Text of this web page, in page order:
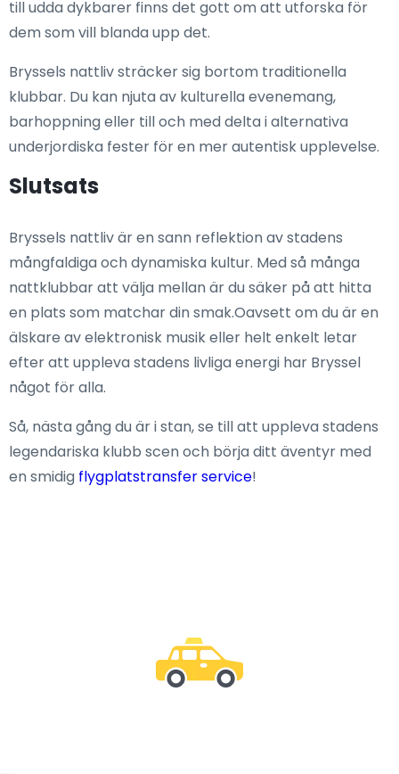
till udda dykbarer finns det gott om att utforska för
dem som vill blanda upp det.
Bryssels nattliv sträcker sig bortom traditionella
klubbar. Du kan njuta av kulturella evenemang,
barhoppning eller till och med delta i alternativa
underjordiska fester för en mer autentisk upplevelse.
Slutsats
Bryssels nattliv är en sann reflektion av stadens
mångfaldiga och dynamiska kultur. Med så många
nattklubbar att välja mellan är du säker på att hitta
en plats som matchar din smak.Oavsett om du är en
älskare av elektronisk musik eller helt enkelt letar
efter att uppleva stadens livliga energi har Bryssel
något för alla.
Så, nästa gång du är i stan, se till att uppleva stadens
legendariska klubb scen och börja ditt äventyr med
en smidig flygplatstransfer service!